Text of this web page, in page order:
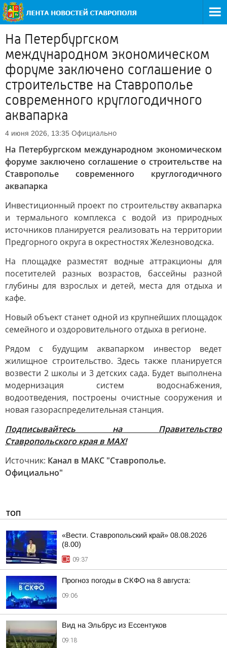
На Петербургском
международном экономическом
форуме заключено соглашение о
строительстве на Ставрополье
современного круглогодичного
аквапарка
4 июня 2026, 13:35 Официально
На Петербургском международном экономическом
форуме заключено соглашение о строительстве на
Ставрополье современного круглогодичного
аквапарка
Инвестиционный проект по строительству аквапарка
и термального комплекса с водой из природных
источников планируется реализовать на территории
Предгорного округа в окрестностях Железноводска.
На площадке разместят водные аттракционы для
посетителей разных возрастов, бассейны разной
глубины для взрослых и детей, места для отдыха и
кафе.
Новый объект станет одной из крупнейших площадок
семейного и оздоровительного отдыха в регионе.
Рядом с будущим аквапарком инвестор ведет
жилищное строительство. Здесь также планируется
возвести 2 школы и 3 детских сада. Будет выполнена
модернизация систем водоснабжения,
водоотведения, построены очистные сооружения и
новая газораспределительная станция.
Подписывайтесь на Правительство
Ставропольского края в МАХ!
Источник: Канал в МАКС "Ставрополье.
Официально"
ТОП
«Вести. Ставропольский край» 08.08.2026
(8.00)
09:37
Прогноз погоды в СКФО на 8 августа:
09:06
Вид на Эльбрус из Ессентуков
09:18